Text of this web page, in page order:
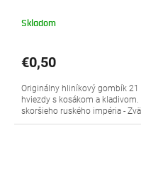
Skladom
€0,50
Originálny hliníkový gombík
hviezdy s kosákom a
skoršieho ruského impéria -